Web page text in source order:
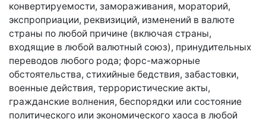
конвертируемости, замораживания, мораторий,
экспроприации, реквизиций, изменений в валюте
страны по любой причине (включая страны,
входящие в любой валютный союз), принудительных
переводов любого рода; форс-мажорные
обстоятельства, стихийные бедствия, забастовки,
военные действия, террористические акты,
гражданские волнения, беспорядки или состояние
политического или экономического хаоса в любой